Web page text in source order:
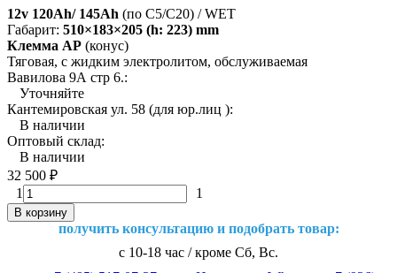
12v 120Ah/ 145Ah (по C5/C20) / WET
Габарит: 510×183×205 (h: 223) mm
Клемма AP (конус)
Тяговая, с жидким электролитом, обслуживаемая
Вавилова 9А стр 6.:
Уточняйте
Кантемировская ул. 58 (для юр.лиц ):
В наличии
Оптовый склад:
В наличии
32 500 ₽
1
1
В корзину
получить консультацию и подобрать товар:
с 10-18 час / кроме Сб, Вс.